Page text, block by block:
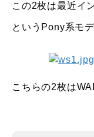
この2枚は最近イ
というPony系モ
こちらの2枚は